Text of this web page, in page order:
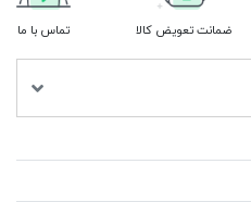
ضمانت تعویض کالا تماس با ما